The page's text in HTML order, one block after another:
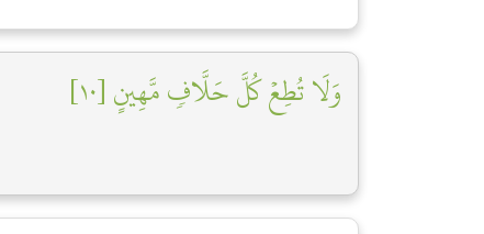
وَلَا تُطِعۡ كُلَّ حَلَّافٖ مَّهِينٍ [١٠]